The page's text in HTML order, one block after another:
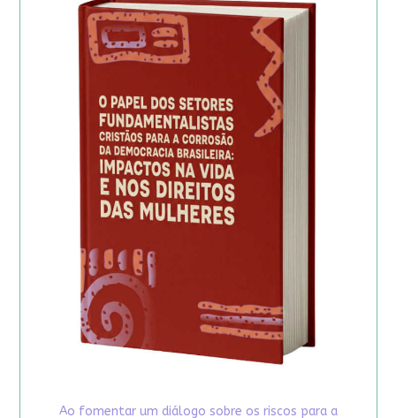
Ao fomentar um diálogo sobre os riscos para a